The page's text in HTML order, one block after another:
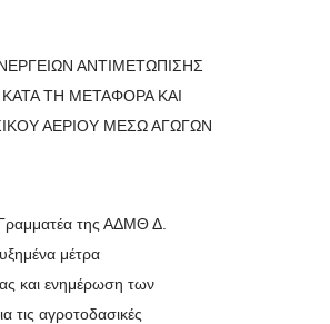
ΑΝΤΙΜΕΤΩΠΙΣΗΣ
ΤΗ ΜΕΤΑΦΟΡΑ ΚΑΙ
ΑΕΡΙΟΥ ΜΕΣΩ ΑΓΩΓΩΝ
της ΑΔΜΘ Δ.
μέτρα
και ενημέρωση των
τις αγροτοδασικές